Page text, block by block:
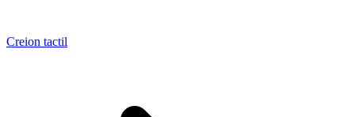
Creion tactil